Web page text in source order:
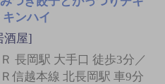
キンハイ
酒屋]
Ｒ 長岡駅 大手口 徒歩3分／
Ｒ信越本線 北長岡駅 車9分